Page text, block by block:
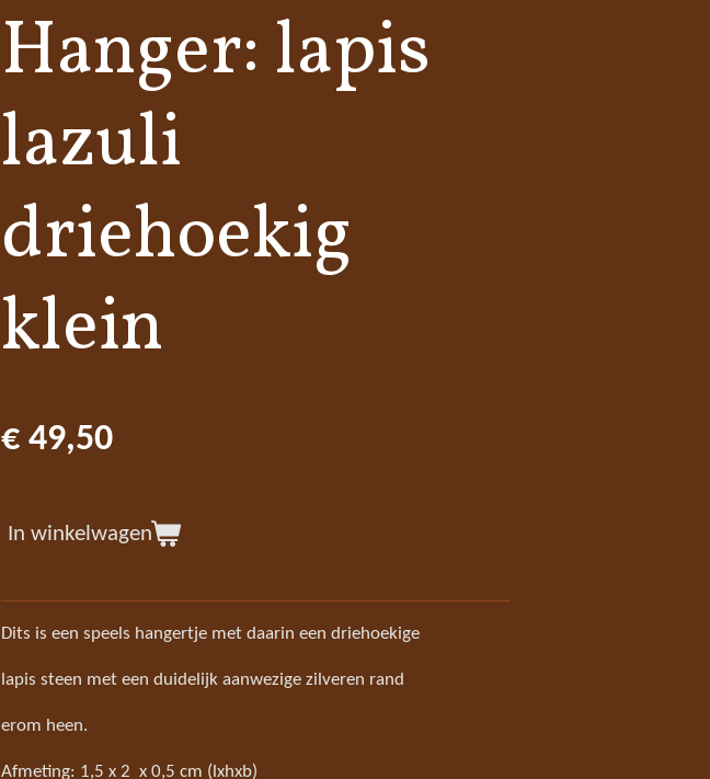
Hanger: lapis
lazuli
driehoekig
klein
€ 49,50
In winkelwagen
Dits is een speels hangertje met daarin een driehoekige
lapis steen met een duidelijk aanwezige zilveren rand
erom heen.
Afmeting: 1,5 x 2 x 0,5 cm (lxhxb)